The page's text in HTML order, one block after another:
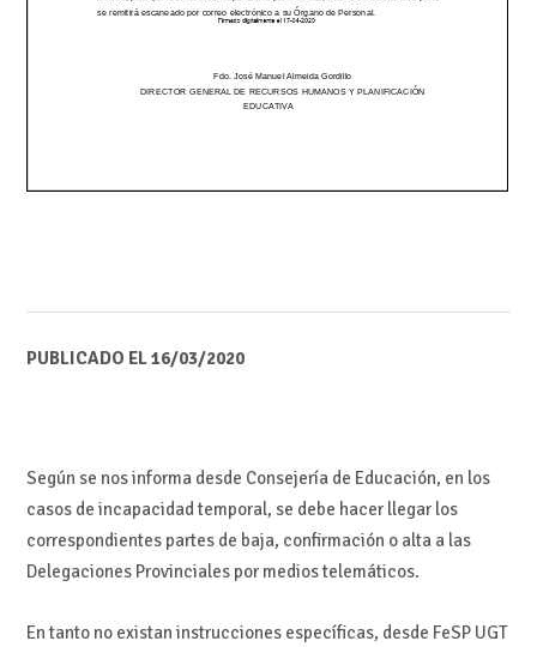
PUBLICADO EL 16/03/2020
Según se nos informa desde Consejería de Educación, en los
casos de incapacidad temporal, se debe hacer llegar los
correspondientes partes de baja, confirmación o alta a las
Delegaciones Provinciales por medios telemáticos.
En tanto no existan instrucciones específicas, desde FeSP UGT